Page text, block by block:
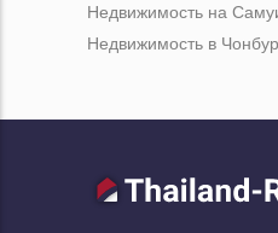
Недвижимость на
Недвижимость в